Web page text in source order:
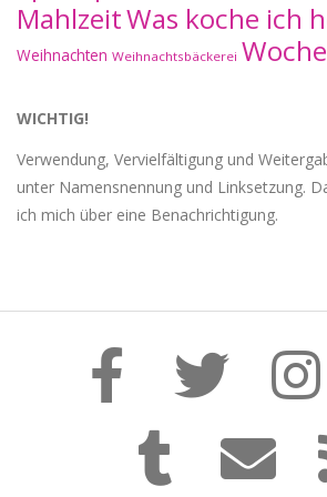
MahlzeitWas koche ich
Weihnachten Weihnachtsbäckerei
WICHTIG!
Verwendung, Vervielfältigung und
unter Namensnennung und Linksetzung.
ich mich über eine Benachrichtigung.